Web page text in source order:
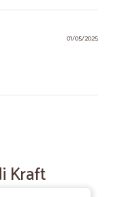
01/05/2025
da manuale.
e molto ben
Kraft